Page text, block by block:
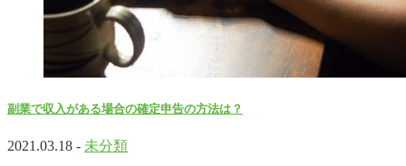
副業で収入がある場合の確定申告の方法は？
2021.03.18 - 未分類